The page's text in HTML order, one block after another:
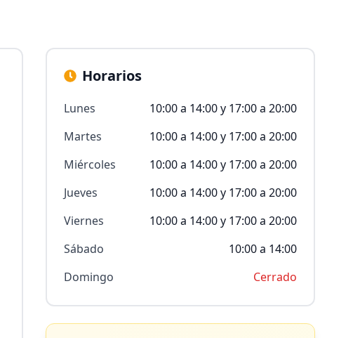
Horarios
Lunes
10:00 a 14:00 y 17:00 a 20:00
Martes
10:00 a 14:00 y 17:00 a 20:00
Miércoles
10:00 a 14:00 y 17:00 a 20:00
Jueves
10:00 a 14:00 y 17:00 a 20:00
Viernes
10:00 a 14:00 y 17:00 a 20:00
Sábado
10:00 a 14:00
Domingo
Cerrado